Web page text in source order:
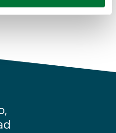
cómo se procesan sus
haga del sitio web con
publicidad y análisis